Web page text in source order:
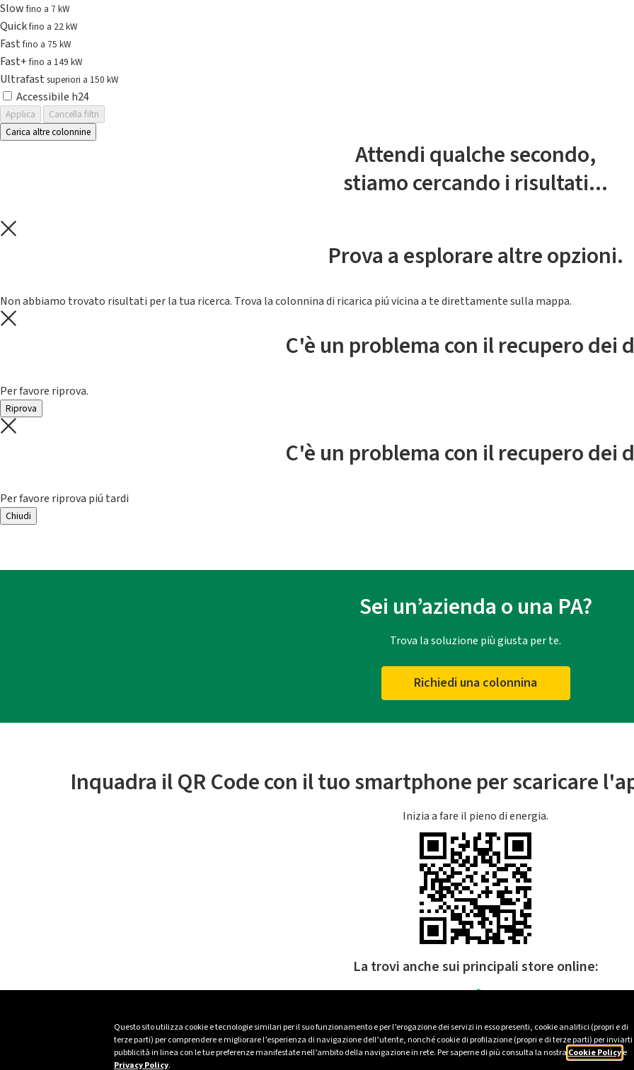
Questo sito utilizza cookie e tecnologie similari per il suo funzionamento e per l’erogazione dei servizi in esso presenti, cookie analitici (propri e di
terze parti) per comprendere e migliorare l’esperienza di navigazione dell’utente, nonché cookie di profilazione (propri e di terze parti) per inviarti
pubblicità in linea con le tue preferenze manifestate nell’ambito della navigazione in rete. Per saperne di più consulta la nostra Cookie Policye
Privacy Policy.
Slowfino a 7 kW
Quickfino a 22 kW
Fastfino a 75 kW
Fast+fino a 149 kW
Ultrafast superiori a 150 kW
Accessibile h24
Applica
Cancella filtri
Carica altre colonnine
Attendi qualche secondo,
stiamo cercando i risultati...
Prova a esplorare altre opzioni.
Non abbiamo trovato risultati per la tua ricerca. Trova la colonnina di ricarica piú vicina a te direttamente sulla mappa.
C'è un problema con il recupero dei
Per favore riprova.
Riprova
C'è un problema con il recupero dei
Per favore riprova piú tardi
Chiudi
Sei un’azienda o una PA?
Trova la soluzione più giusta per te.
Richiedi una colonnina
Inquadra il QR Code con il tuo smartphone per scaricare
Inizia a fare il pieno di energia.
La trovi anche sui principali store online: